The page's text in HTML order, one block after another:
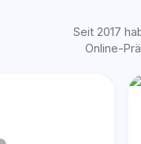
Seit 2017
Online-